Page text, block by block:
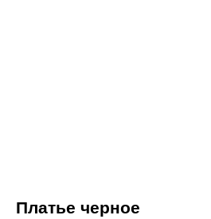
Платье черное